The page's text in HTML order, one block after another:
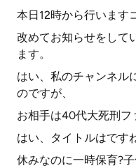
本日12時から行います
改めてお知らせをして
ます。
はい、私のチャンネル
のですが、
お相手は40代大死刑フ
はい、タイトルはです
休みなのに一時保育?